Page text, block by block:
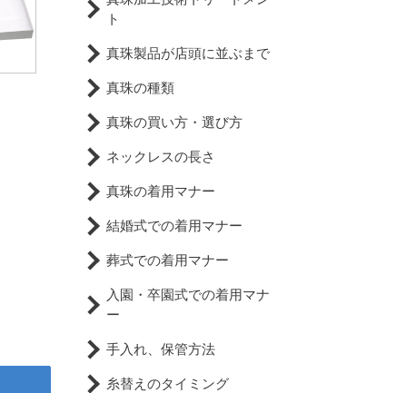
ト
真珠製品が店頭に並ぶまで
真珠の種類
真珠の買い方・選び方
ネックレスの長さ
真珠の着用マナー
結婚式での着用マナー
葬式での着用マナー
入園・卒園式での着用マナ
ー
手入れ、保管方法
糸替えのタイミング